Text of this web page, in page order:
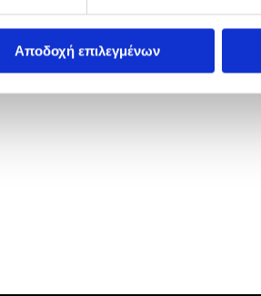
Αποδοχή επιλεγμένων